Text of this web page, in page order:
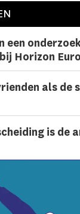
een
Horizon
als de
is de